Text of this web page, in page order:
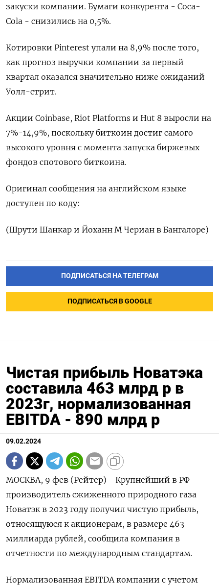
закуски компании. Бумаги конкурента - Coca-
Cola - снизились на 0,5%.
Котировки Pinterest упали на 8,9% после того,
как прогноз выручки компании за первый
квартал оказался значительно ниже ожиданий
Уолл-стрит.
Акции Coinbase, Riot Platforms и Hut 8 выросли на
7%-14,9%, поскольку биткоин достиг самого
высокого уровня с момента запуска биржевых
фондов спотового биткоина.
Оригинал сообщения на английском языке
доступен по коду:
(Шрути Шанкар и Йоханн М Чериан в Бангалоре)
ПОДПИСАТЬСЯ НА ТЕЛЕГРАМ
ПОДПИСАТЬСЯ В GOOGLE
Чистая прибыль Новатэка
составила 463 млрд р в
2023г, нормализованная
EBITDA - 890 млрд р
09.02.2024
МОСКВА, 9 фев (Рейтер) - Крупнейший в РФ
производитель сжиженного природного газа
Новатэк в 2023 году получил чистую прибыль,
относящуюся к акционерам, в размере 463
миллиарда рублей, сообщила компания в
отчетности по международным стандартам.
Нормализованная EBITDA компании с учетом